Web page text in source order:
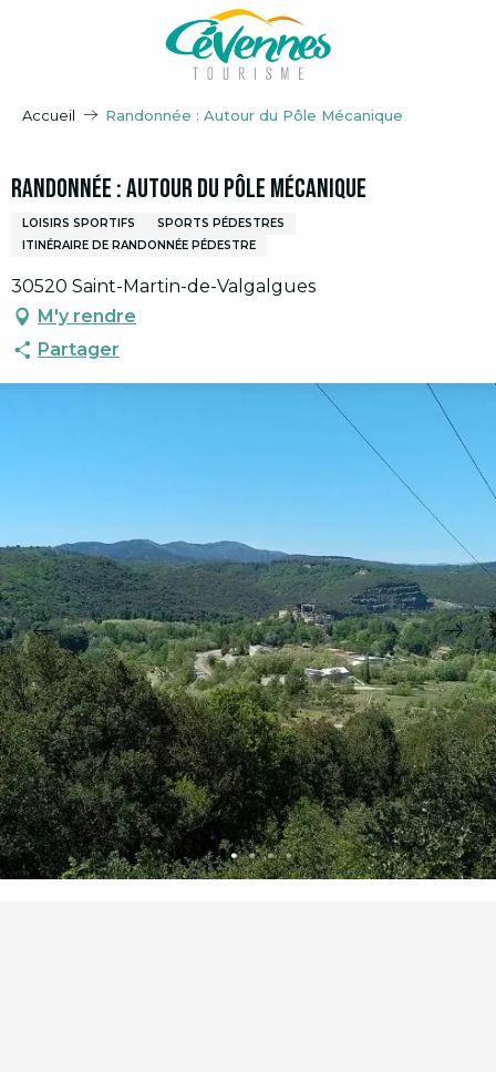
Accueil Randonnée : Autour du Pôle Mécanique
Randonnée : Autour du Pôle Mécanique
LOISIRS SPORTIFS
SPORTS PÉDESTRES
ITINÉRAIRE DE RANDONNÉE PÉDESTRE
30520 Saint-Martin-de-Valgalgues
M'y rendre
Partager